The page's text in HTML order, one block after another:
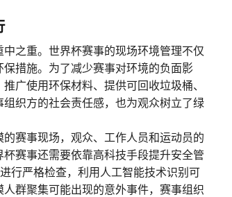
之重。世界杯赛事的现场环境管理不仅
措施。为了减少赛事对环境的负面影
广使用环保材料、提供可回收垃圾桶、
织方的社会责任感，也为观众树立了绿
赛事现场，观众、工作人员和运动员的
赛事还需要依靠高科技手段提升安全管
行严格检查，利用人工智能技术识别可
群聚集可能出现的意外事件，赛事组织